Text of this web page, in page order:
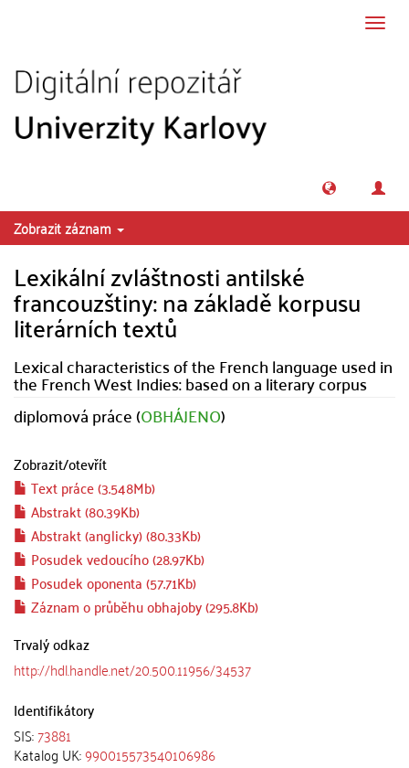
Zobrazit záznam
Lexikální zvláštnosti antilské
francouzštiny: na základě korpusu
literárních textů
Lexical characteristics of the French language used in
the French West Indies: based on a literary corpus
diplomová práce (OBHÁJENO)
Zobrazit/otevřít
Text práce (3.548Mb)
Abstrakt (80.39Kb)
Abstrakt (anglicky) (80.33Kb)
Posudek vedoucího (28.97Kb)
Posudek oponenta (57.71Kb)
Záznam o průběhu obhajoby (295.8Kb)
Trvalý odkaz
http://hdl.handle.net/20.500.11956/34537
Identifikátory
SIS:73881
Katalog UK:990015573540106986